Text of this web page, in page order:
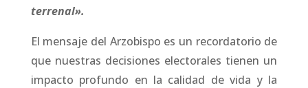
terrenal».
El mensaje del Arzobispo es un recordatorio de
que nuestras decisiones electorales tienen un
impacto profundo en la calidad de vida y la